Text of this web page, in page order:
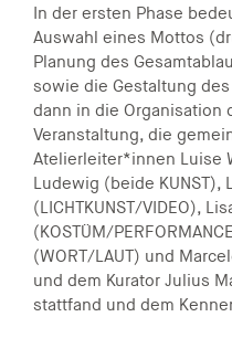
In der ersten Phase
Auswahl eines Mottos
Planung des
sowie die Gestaltung
dann in die Organisation
Veranstaltung, die
Atelierleiter*innen Luise
Ludewig (beide KUNST),
(LICHTKUNST/VIDEO),
(KOSTÜM/
(WORT/LAUT) und
und dem Kurator Julius
stattfand und dem